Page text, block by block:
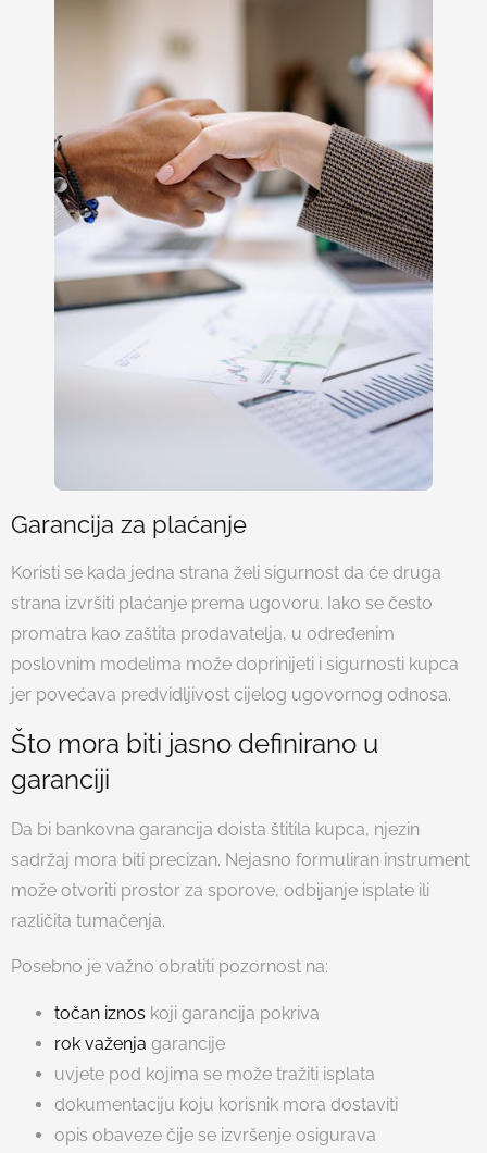
Garancija za plaćanje
Koristi se kada jedna strana želi sigurnost da će druga
strana izvršiti plaćanje prema ugovoru. Iako se često
promatra kao zaštita prodavatelja, u određenim
poslovnim modelima može doprinijeti i sigurnosti kupca
jer povećava predvidljivost cijelog ugovornog odnosa.
Što mora biti jasno definirano u
garanciji
Da bi bankovna garancija doista štitila kupca, njezin
sadržaj mora biti precizan. Nejasno formuliran instrument
može otvoriti prostor za sporove, odbijanje isplate ili
različita tumačenja.
Posebno je važno obratiti pozornost na:
točan iznos koji garancija pokriva
rok važenja garancije
uvjete pod kojima se može tražiti isplata
dokumentaciju koju korisnik mora dostaviti
opis obaveze čije se izvršenje osigurava